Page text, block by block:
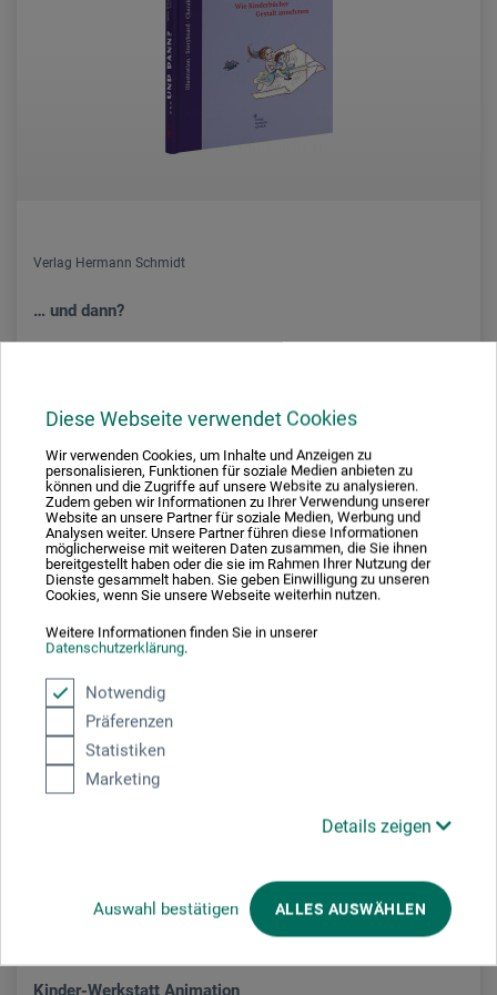
Diese Webseite verwendet Cookies
Wir verwenden Cookies, um Inhalte und Anzeigen zu
personalisieren, Funktionen für soziale Medien anbieten zu
können und die Zugriffe auf unsere Website zu analysieren.
Zudem geben wir Informationen zu Ihrer Verwendung unserer
Website an unsere Partner für soziale Medien, Werbung und
Analysen weiter. Unsere Partner führen diese Informationen
möglicherweise mit weiteren Daten zusammen, die Sie ihnen
bereitgestellt haben oder die sie im Rahmen Ihrer Nutzung der
Dienste gesammelt haben. Sie geben Einwilligung zu unseren
Cookies, wenn Sie unsere Webseite weiterhin nutzen.
Weitere Informationen finden Sie in unserer
Datenschutzerklärung.
Notwendig
Präferenzen
Statistiken
Marketing
Details zeigen
Auswahl bestätigen ALLES AUSWÄHLEN
Verlag Hermann Schmidt
… und dann?
zzgl. Versandkosten
Kinder-Werkstatt Animation